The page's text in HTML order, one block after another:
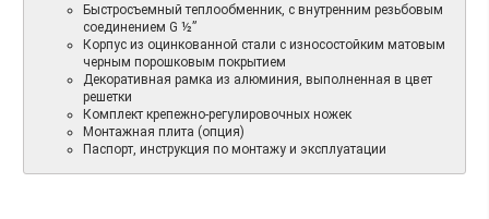
Быстросъемный теплообменник, с внутренним резьбовым
соединением G ½”
Корпус из оцинкованной стали с износостойким матовым
черным порошковым покрытием
Декоративная рамка из алюминия, выполненная в цвет
решетки
Комплект крепежно-регулировочных ножек
Монтажная плита (опция)
Паспорт, инструкция по монтажу и эксплуатации